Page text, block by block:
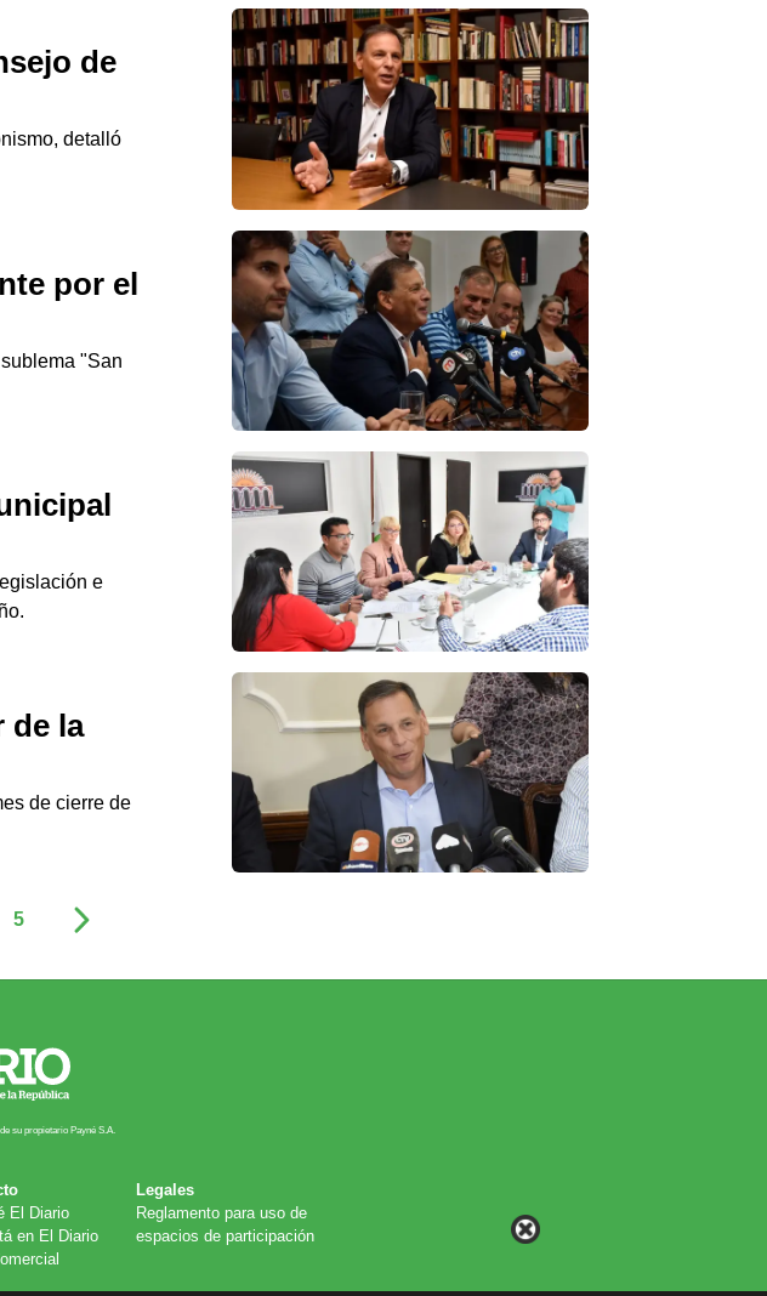
de
detalló
por el
"San
e
de la
de cierre de
5
su propietario Payn​é S.A.
El Diario
en El Diario
Legales
Reglamento para uso de
espacios de participación